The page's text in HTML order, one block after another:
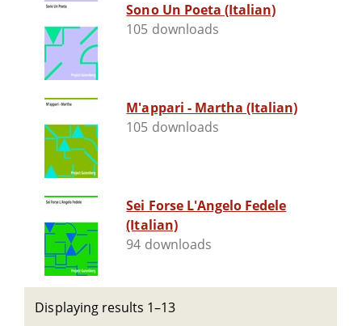
Sono Un Poeta (Italian)
105 downloads
M'appari - Martha (Italian)
105 downloads
Sei Forse L'Angelo Fedele
(Italian)
94 downloads
Displaying results 1–13